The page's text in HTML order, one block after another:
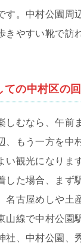
す。中村公園周
きやすい靴で訪
ての中村区の
しむなら、午前
、もう一方を中
い観光になりま
した場合、まず
名古屋めしや土
山線で中村公園
社、中村公園、